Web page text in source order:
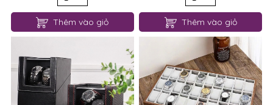
Thêm vào giỏ Thêm vào giỏ